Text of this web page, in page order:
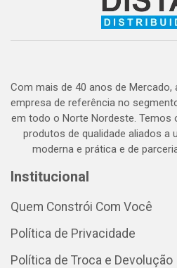
Com mais de 40 anos de Mercado,
empresa de referência no
em todo o Norte Nordeste. Temos
produtos de qualidade aliados a
moderna e prática e de
Institucional
Quem Constrói Com Você
Política de Privacidade
Política de Troca e Devolução